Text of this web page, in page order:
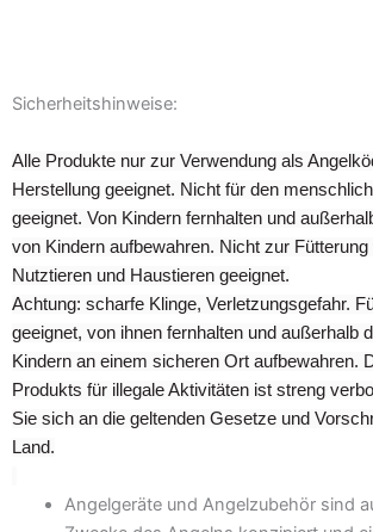
Sicherheitshinweise:
Alle Produkte nur zur Verwendung als
Herstellung geeignet. Nicht für den
geeignet. Von Kindern fernhalten und
von Kindern aufbewahren. Nicht zur
Nutztieren und Haustieren geeignet.
Achtung: scharfe Klinge, Verletzungsgefahr.
geeignet, von ihnen fernhalten und außerhalb
Kindern an einem sicheren Ort aufbewahren.
Produkts für illegale Aktivitäten ist streng
Sie sich an die geltenden Gesetze und
Land.
Angelgeräte und Angelzubehör sind